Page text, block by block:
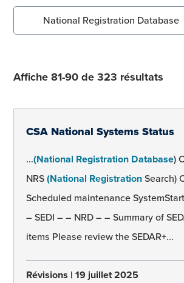
Search for:
Affiche 81-90 de 323 résultats
CSA National Systems Status
...(National Registration Database)
NRS(National RegistrationSearch)
Scheduled maintenance
– SEDI – – NRD – – Summary of
items Please review the SEDAR+...
Révisions 19 juillet 2025